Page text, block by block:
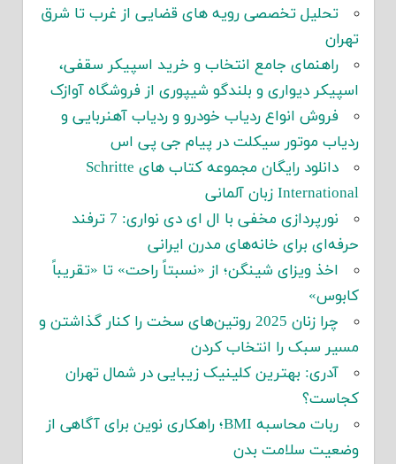
تحلیل تخصصی رویه های قضایی از غرب تا شرق
تهران
راهنمای جامع انتخاب و خرید اسپیکر سقفی،
اسپیکر دیواری و بلندگو شیپوری از فروشگاه آوازک
فروش انواع ردیاب خودرو و ردیاب آهنربایی و
ردیاب موتور سیکلت در پیام جی پی اس
دانلود رایگان مجموعه کتاب های Schritte
International زبان آلمانی
نورپردازی مخفی با ال ای دی نواری: 7 ترفند
حرفه‌ای برای خانه‌های مدرن ایرانی
اخذ ویزای شینگن؛ از «نسبتاً راحت» تا «تقریباً
کابوس»
چرا زنان 2025 روتین‌های سخت را کنار گذاشتن و
مسیر سبک را انتخاب کردن
آدری: بهترین کلینیک زیبایی در شمال تهران
کجاست؟
ربات محاسبه BMI؛ راهکاری نوین برای آگاهی از
وضعیت سلامت بدن